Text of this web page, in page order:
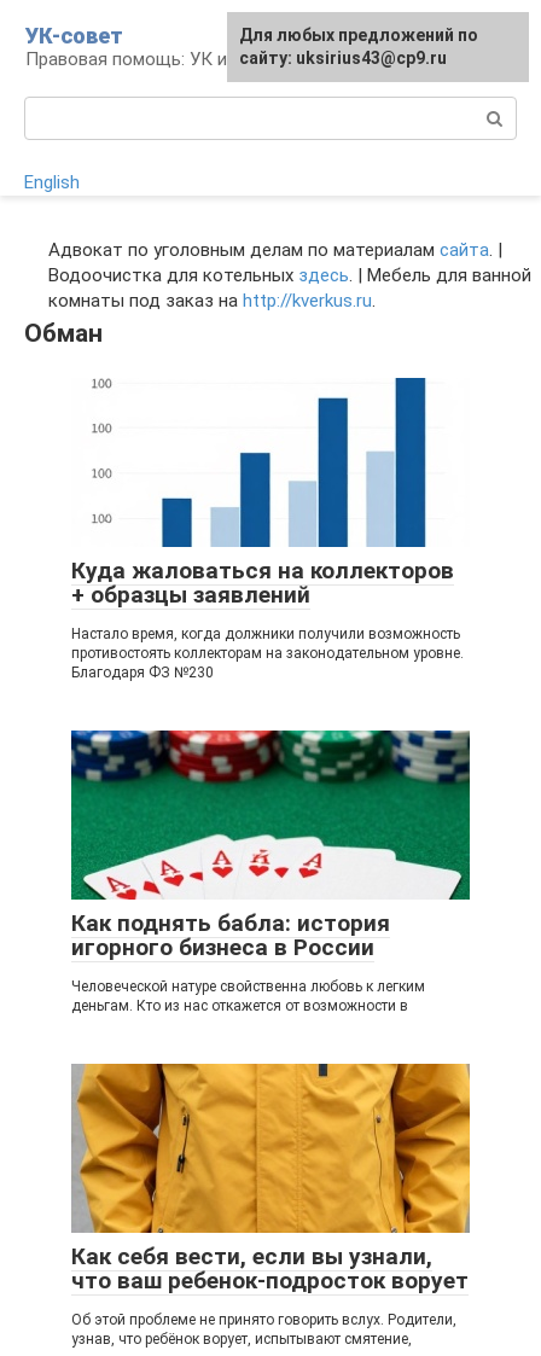
контенту
УК-совет
Правовая помощь: УК и УПК
English
Адвокат по уголовным делам по материалам сайта. |
Водоочистка для котельных здесь. | Мебель для ванной
комнаты под заказ на http://kverkus.ru.
Обман
Куда жаловаться на коллекторов
+ образцы заявлений
Настало время, когда должники получили возможность
противостоять коллекторам на законодательном уровне.
Благодаря ФЗ №230
Как поднять бабла: история
игорного бизнеса в России
Человеческой натуре свойственна любовь к легким
деньгам. Кто из нас откажется от возможности в
Как себя вести, если вы узнали,
что ваш ребенок-подросток ворует
Об этой проблеме не принято говорить вслух. Родители,
узнав, что ребёнок ворует, испытывают смятение,
Для любых предложений по
сайту: uksirius43@cp9.ru